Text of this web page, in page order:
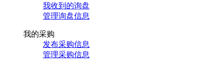
我收到的询盘
管理询盘信息
我的采购
发布采购信息
管理采购信息